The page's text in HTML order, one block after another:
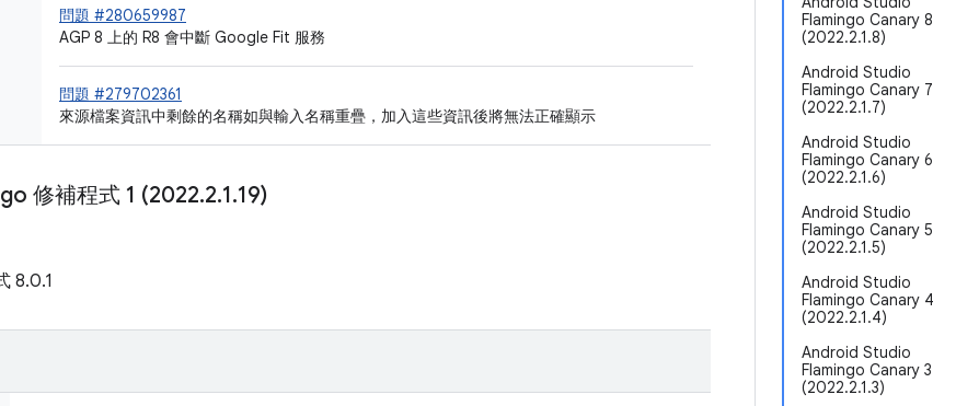
Flamingo Canary 8
(2022.2.1.8)
Android Studio
Flamingo Canary 7
(2022.2.1.7)
Android Studio
Flamingo Canary 6
(2022.2.1.6)
Android Studio
Flamingo Canary 5
(2022.2.1.5)
Android Studio
Flamingo Canary 4
(2022.2.1.4)
Android Studio
Flamingo Canary 3
(2022.2.1.3)
問題 #280659987
AGP 8 上的 R8 會中斷 Google Fit 服務
問題 #279702361
來源檔案資訊中剩餘的名稱如與輸入名稱重疊，加入這些資訊後將無法正確顯示
修補程式 1 (2022.2.1.19)
8.0.1